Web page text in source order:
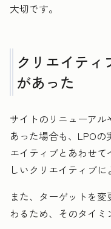
大切です。
クリエイティ
があった
サイトのリニューア
あった場合も、LPOの
エイティブとあわせ
しいクリエイティブに
また、ターゲットを
わるため、そのタイミ